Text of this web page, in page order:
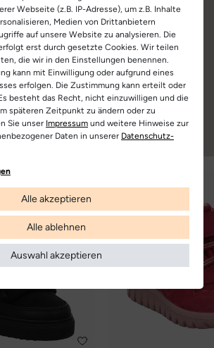
Webseite (z.B. IP-Adresse), um z.B. Inhalte
Medien von Drittanbietern
auf unsere Website zu analysieren. Die
erst durch gesetzte Cookies. Wir teilen
die wir in den Einstellungen benennen.
kann mit Einwilligung oder aufgrund eines
erfolgen. Die Zustimmung kann erteilt oder
besteht das Recht, nicht einzuwilligen und die
späteren Zeitpunkt zu ändern oder zu
Sie unser Impressum und weitere Hinweise zur
Daten in unserer Daten­schutz­
Alle akzeptieren
Alle ablehnen
Auswahl akzeptieren